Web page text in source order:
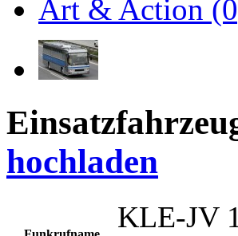
Art & Action
hochladen
KLE-JV